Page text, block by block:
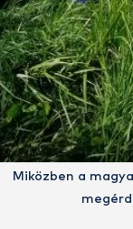
Miközben a